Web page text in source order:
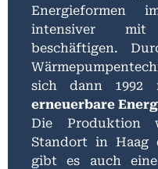
Energieformen
intensiver mit
beschäftigen.
sich dann 1992
erneuerbare
Die Produktion
Standort in Haag
gibt es auch